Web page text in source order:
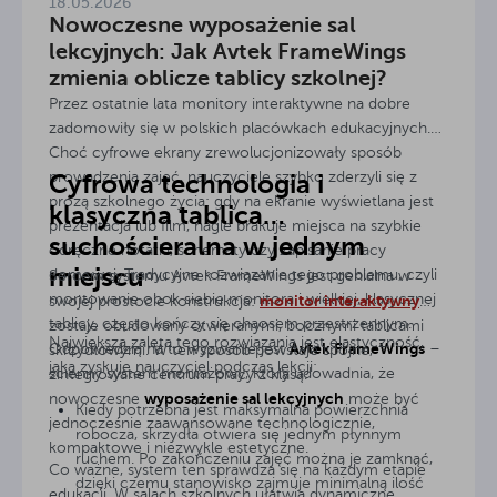
Nowoczesne wyposażenie sal
lekcyjnych: Jak Avtek FrameWings
zmienia oblicze tablicy szkolnej?
Przez ostatnie lata monitory interaktywne na dobre
zadomowiły się w polskich placówkach edukacyjnych.
Choć cyfrowe ekrany zrewolucjonizowały sposób
prowadzenia zajęć, nauczyciele szybko zderzyli się z
prozą szkolnego życia: gdy na ekranie wyświetlana jest
prezentacja lub film, nagle brakuje miejsca na szybkie
odręczne notatki, schematy czy zapisanie pracy
domowej. Tradycyjne rozwiązanie tego problemu, czyli
montowanie obok siebie monitora i wielkiej, klasycznej
tablicy, często kończy się chaosem przestrzennym.
Odpowiedzią na to wyzwanie jestAvtek FrameWings –
ścienny system montażowy, który udowadnia, że
nowoczesne wyposażenie sal lekcyjnych może być
jednocześnie zaawansowane technologicznie,
kompaktowe i niezwykle estetyczne.
Cyfrowa technologia i
klasyczna tablica
suchościeralna w jednym
miejscu
Sercem systemu Avtek FrameWings jest genialna w
swojej prostocie konstrukcja:monitor interaktywny
zostaje obudowany otwieranymi, bocznymi tablicami
skrzydłowymi. W ten sposób powstaje spójne,
zintegrowane centrum pracy z klasą.
Największą zaletą tego rozwiązania jest elastyczność,
jaką zyskuje nauczyciel podczas lekcji:
Kiedy potrzebna jest maksymalna powierzchnia
robocza, skrzydła otwiera się jednym płynnym
ruchem. Po zakończeniu zajęć można je zamknąć,
dzięki czemu stanowisko zajmuje minimalną ilość
Co ważne, system ten sprawdza się na każdym etapie